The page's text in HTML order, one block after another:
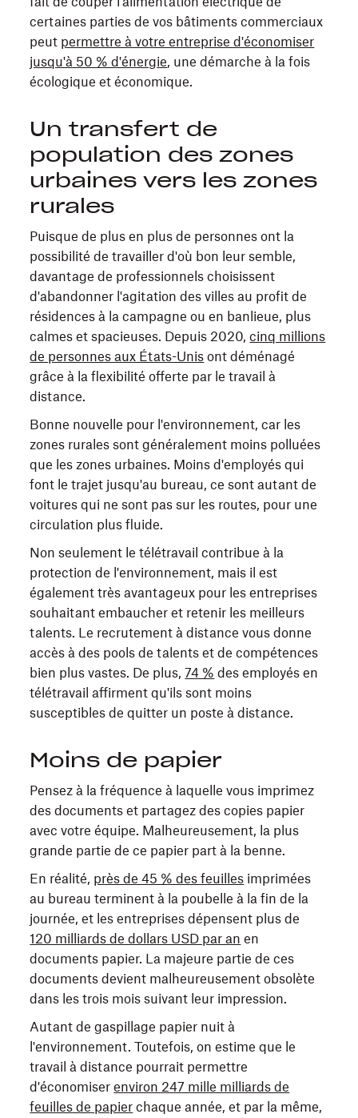
certaines parties de vos bâtiments commerciaux
peut permettre à votre entreprise d'économiser
jusqu'à 50 % d'énergie, une démarche à la fois
écologique et économique.
Un transfert de
population des zones
urbaines vers les zones
rurales
Puisque de plus en plus de personnes ont la
possibilité de travailler d'où bon leur semble,
davantage de professionnels choisissent
d'abandonner l'agitation des villes au profit de
résidences à la campagne ou en banlieue, plus
calmes et spacieuses. Depuis 2020,cinq millions
de personnes aux États-Unis ont déménagé
grâce à la flexibilité offerte par le travail à
distance.
Bonne nouvelle pour l'environnement, car les
zones rurales sont généralement moins polluées
que les zones urbaines. Moins d'employés qui
font le trajet jusqu'au bureau, ce sont autant de
voitures qui ne sont pas sur les routes, pour une
circulation plus fluide.
Non seulement le télétravail contribue à la
protection de l'environnement, mais il est
également très avantageux pour les entreprises
souhaitant embaucher et retenir les meilleurs
talents. Le recrutement à distance vous donne
accès à des pools de talents et de compétences
bien plus vastes. De plus,74 % des employés en
télétravail affirment qu'ils sont moins
susceptibles de quitter un poste à distance.
Moins de papier
Pensez à la fréquence à laquelle vous imprimez
des documents et partagez des copies papier
avec votre équipe. Malheureusement, la plus
grande partie de ce papier part à la benne.
En réalité, près de 45 % des feuilles imprimées
au bureau terminent à la poubelle à la fin de la
journée, et les entreprises dépensent plus de
120 milliards de dollars USD par an en
documents papier. La majeure partie de ces
documents devient malheureusement obsolète
dans les trois mois suivant leur impression.
Autant de gaspillage papier nuit à
l'environnement. Toutefois, on estime que le
travail à distance pourrait permettre
d'économiserenviron 247 mille milliards de
feuilles de papier chaque année, et par la même,